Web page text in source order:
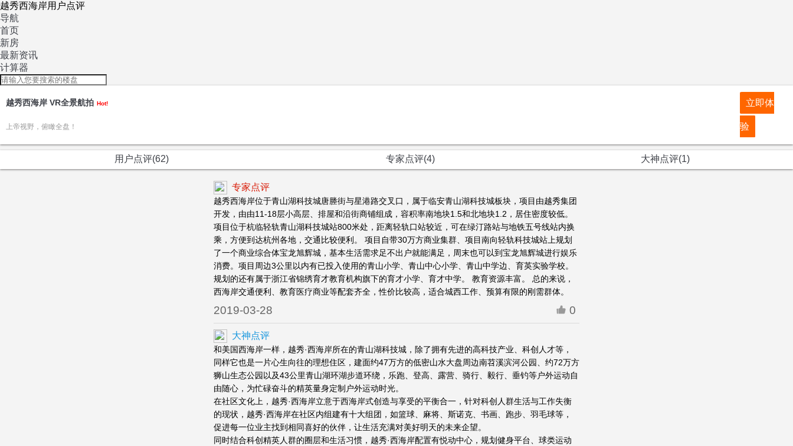
越秀西海岸用户点评
导航
首页
新房
最新资讯
计算器
越秀西海岸 VR全景航拍 Hot! 立即体
验
上帝视野，俯瞰全盘！
用户点评(62) 专家点评(4) 大神点评(1)
专家点评
越秀西海岸位于青山湖科技城唐塍街与星港路交叉口，属于临安青山湖科技城板块，项目由越秀集团
开发，由由11-18层小高层、排屋和沿街商铺组成，容积率南地块1.5和北地块1.2，居住密度较低。
项目位于杭临轻轨青山湖科技城站800米处，距离轻轨口站较近，可在绿汀路站与地铁五号线站内换
乘，方便到达杭州各地，交通比较便利。 项目自带30万方商业集群、项目南向轻轨科技城站上规划
了一个商业综合体宝龙旭辉城，基本生活需求足不出户就能满足，周末也可以到宝龙旭辉城进行娱乐
消费。项目周边3公里以内有已投入使用的青山小学、青山中心小学、青山中学边、育英实验学校。
规划的还有属于浙江省锦绣育才教育机构旗下的育才小学、育才中学。 教育资源丰富。 总的来说，
西海岸交通便利、教育医疗商业等配套齐全，性价比较高，适合城西工作、预算有限的刚需群体。
2019-03-28 0
大神点评
和美国西海岸一样，越秀·西海岸所在的青山湖科技城，除了拥有先进的高科技产业、科创人才等，
同样它也是一片心生向往的理想住区，建面约47万方的低密山水大盘周边南苕溪滨河公园、约72万方
狮山生态公园以及43公里青山湖环湖步道环绕，乐跑、登高、露营、骑行、毅行、垂钓等户外运动自
由随心，为忙碌奋斗的精英量身定制户外运动时光。
在社区文化上，越秀·西海岸立意于西海岸式创造与享受的平衡合一，针对科创人群生活与工作失衡
的现状，越秀·西海岸在社区内组建有十大组团，如篮球、麻将、斯诺克、书画、跑步、羽毛球等，
促进每一位业主找到相同喜好的伙伴，让生活充满对美好明天的未来企望。
同时结合科创精英人群的圈层和生活习惯，越秀·西海岸配置有悦动中心，规划健身平台、球类运动